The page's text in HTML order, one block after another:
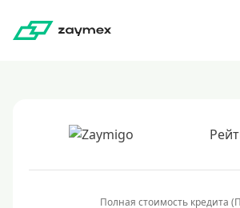
Полная стоимость кредита